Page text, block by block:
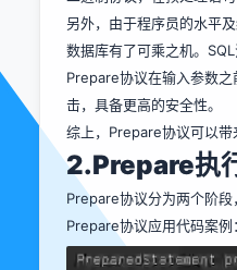
另外，由于程序员的水平
数据库有了可乘之机。
Prepare协议在输入参数之
击，具备更高的安全性。
综上，Prepare协议可以带
2.Prepare执
Prepare协议分为两个阶段
Prepare协议应用代码案例：